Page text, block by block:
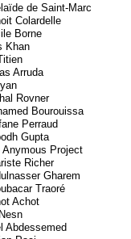
de Saint-Marc
Colardelle
Borne
Khan
Arruda
Rovner
Bourouissa
Perraud
Gupta
Anymous Project
Richer
Gharem
Traoré
Achot
Abdessemed